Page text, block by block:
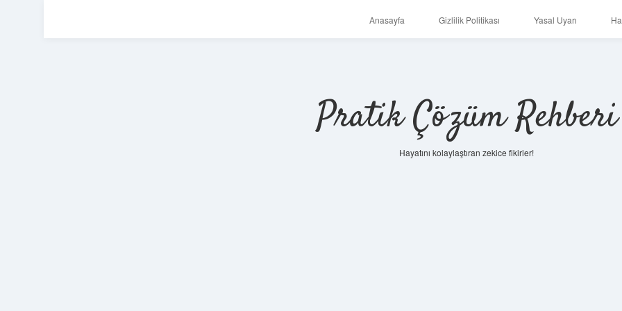
Anasayfa Gizlilik Politikası Yasal Uyarı
Pratik Çözüm Rehberi
Hayatını kolaylaştıran zekice fikirler!